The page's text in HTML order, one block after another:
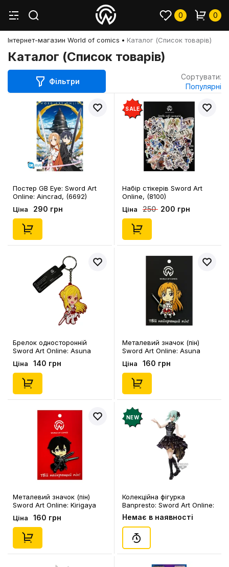
0 0
Інтернет-магазин World of comics Каталог (Список товарів)
Каталог (Список товарів)
Фільтри
Сортувати:
Популярні
Постер GB Eye: Sword Art
Online: Aincrad, (6692)
Ціна 290 грн
SALE
Набір стікерів Sword Art
Online, (8100)
Ціна 250 200 грн
Брелок односторонній
Sword Art Online: Asuna
Yuuki, (9132)
Ціна 140 грн
Металевий значок (пін)
Sword Art Online: Asuna
Yuuki, (13901)
Ціна 160 грн
Металевий значок (пін)
Sword Art Online: Kirigaya
Kazuto, (13874)
Ціна 160 грн
NEW
Колекційна фігурка
Banpresto: Sword Art Online:
Variant Showdown: Sinon,
(880373)
Немає в наявності